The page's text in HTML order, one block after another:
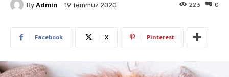
By Admin 19 Temmuz 2020 0
223
Facebook X Pinterest